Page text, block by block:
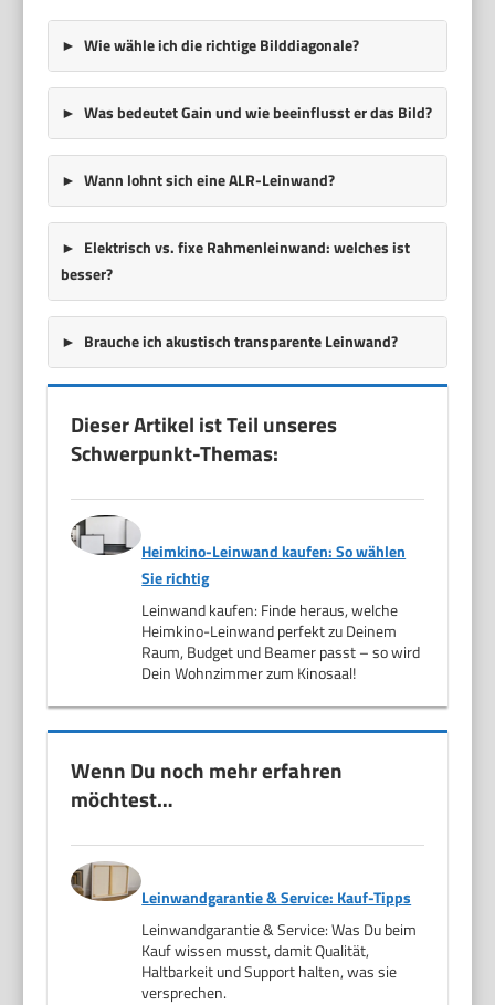
Wie wähle ich die richtige Bilddiagonale?
Was bedeutet Gain und wie beeinflusst er das Bild?
Wann lohnt sich eine ALR-Leinwand?
Elektrisch vs. fixe Rahmenleinwand: welches ist
besser?
Brauche ich akustisch transparente Leinwand?
Dieser Artikel ist Teil unseres
Schwerpunkt-Themas:
Heimkino-Leinwand kaufen: So wählen
Sie richtig
Leinwand kaufen: Finde heraus, welche
Heimkino-Leinwand perfekt zu Deinem
Raum, Budget und Beamer passt – so wird
Dein Wohnzimmer zum Kinosaal!
Wenn Du noch mehr erfahren
möchtest…
Leinwandgarantie & Service: Kauf-Tipps
Leinwandgarantie & Service: Was Du beim
Kauf wissen musst, damit Qualität,
Haltbarkeit und Support halten, was sie
versprechen.